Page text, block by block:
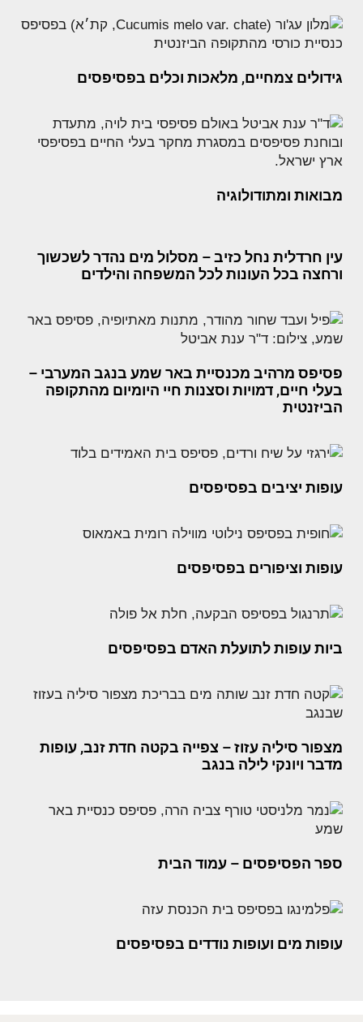
גידולים צמחיים, מלאכות וכלים בפסיפסים
מבואות ומתודולוגיה
עין חרדלית נחל כזיב – מסלול מים נהדר לשכשוך
ורחצה בכל העונות לכל המשפחה והילדים
פסיפס מרהיב מכנסיית באר שמע בנגב המערבי –
בעלי חיים, דמויות וסצנות חיי היומיום מהתקופה
הביזנטית
עופות יציבים בפסיפסים
עופות וציפורים בפסיפסים
ביות עופות לתועלת האדם בפסיפסים
מצפור סיליה עזוז – צפייה בקטה חדת זנב, עופות
מדבר ויונקי לילה בנגב
ספר הפסיפסים – עמוד הבית
עופות מים ועופות נודדים בפסיפסים